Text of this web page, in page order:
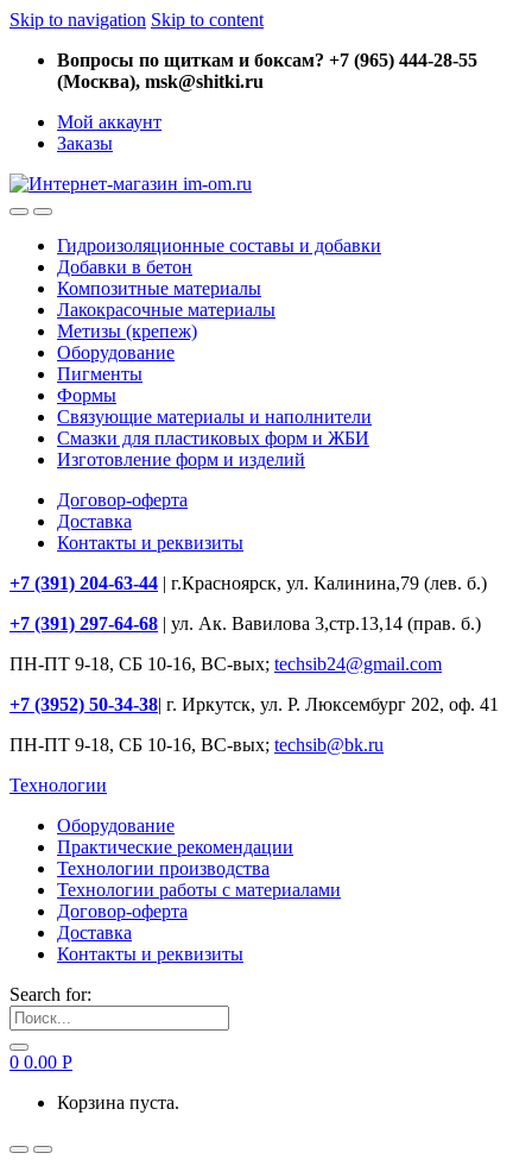
Skip to navigation Skip to content
Вопросы по щиткам и боксам? +7 (965) 444-28-55
(Москва), msk@shitki.ru
Мой аккаунт
Заказы
Гидроизоляционные составы и добавки
Добавки в бетон
Композитные материалы
Лакокрасочные материалы
Метизы (крепеж)
Оборудование
Пигменты
Формы
Связующие материалы и наполнители
Смазки для пластиковых форм и ЖБИ
Изготовление форм и изделий
Договор-оферта
Доставка
Контакты и реквизиты
+7 (391) 204-63-44 | г.Красноярск, ул. Калинина,79 (лев. б.)
+7 (391) 297-64-68 | ул. Ак. Вавилова 3,стр.13,14 (прав. б.)
ПН-ПТ 9-18, СБ 10-16, ВС-вых; techsib24@gmail.com
+7 (3952) 50-34-38| г. Иркутск, ул. Р. Люксембург 202, оф. 41
ПН-ПТ 9-18, СБ 10-16, ВС-вых; techsib@bk.ru
Технологии
Оборудование
Практические рекомендации
Технологии производства
Технологии работы с материалами
Договор-оферта
Доставка
Контакты и реквизиты
Search for:
0 0.00 Р
Корзина пуста.